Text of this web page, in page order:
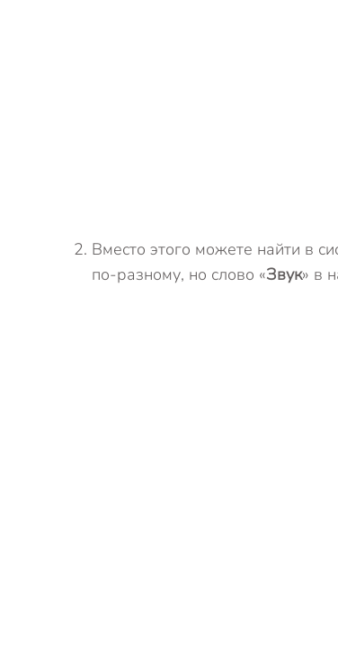
Вместо этого можете найти в
по-разному, но слово «Звук» в